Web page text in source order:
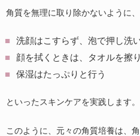
角質を無理に取り除かないように、
洗顔はこすらず、泡で押し洗
顔を拭くときは、タオルを擦
保湿はたっぷりと行う
といったスキンケアを実践します。
このように、元々の角質培養は、